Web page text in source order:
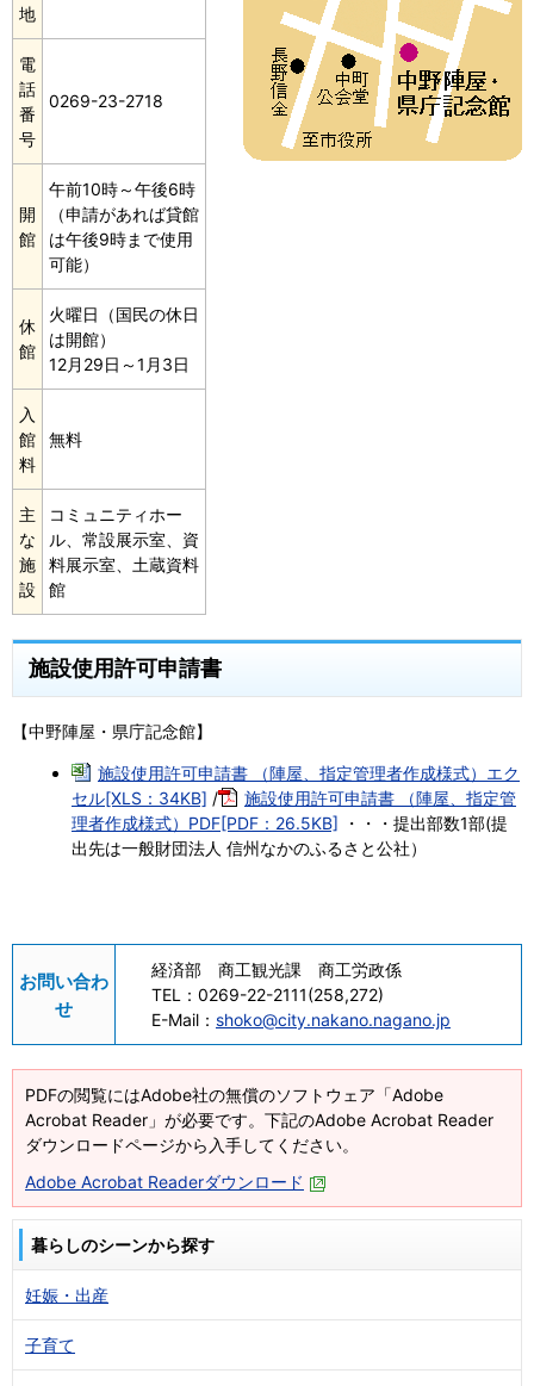
地
電
話
番
号
0269-23-2718
開
館
午前10時～午後6時
（申請があれば貸館
は午後9時まで使用
可能）
休
館
火曜日（国民の休日
は開館）
12月29日～1月3日
入
館
料
無料
主
な
施
設
コミュニティホー
ル、常設展示室、資
料展示室、土蔵資料
館
施設使用許可申請書
【中野陣屋・県庁記念館】
施設使用許可申請書 （陣屋、指定管理者作成様式）エク
セル[XLS：34KB] /
施設使用許可申請書 （陣屋、指定管
理者作成様式）PDF[PDF：26.5KB] ・・・提出部数1部(提
出先は一般財団法人 信州なかのふるさと公社）
お問い合わ
せ
経済部 商工観光課 商工労政係
TEL： 0269-22-2111(258,272)
E-Mail： shoko@city.nakano.nagano.jp
PDFの閲覧にはAdobe社の無償のソフトウェア「Adobe
Acrobat Reader」が必要です。下記のAdobe Acrobat Reader
ダウンロードページから入手してください。
Adobe Acrobat Readerダウンロード
暮らしのシーンから探す
妊娠・出産
子育て